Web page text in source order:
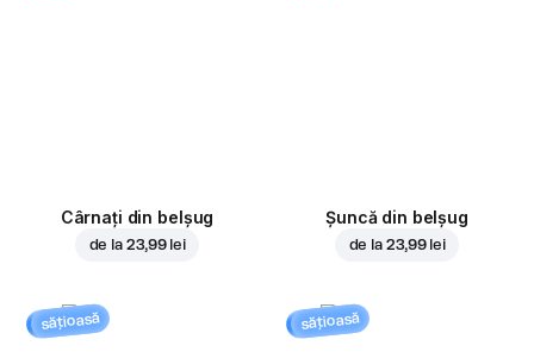
Cârnați din belșug
de la 23,99 lei
Șuncă din belșug
de la 23,99 lei
sățioasă sățioasă